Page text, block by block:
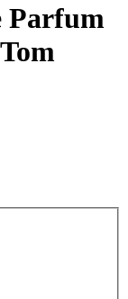
Parfum